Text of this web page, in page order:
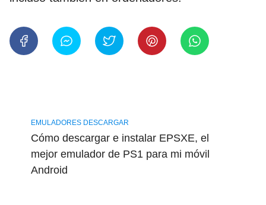
EMULADORES DESCARGAR
Cómo descargar e instalar EPSXE, el
mejor emulador de PS1 para mi móvil
Android